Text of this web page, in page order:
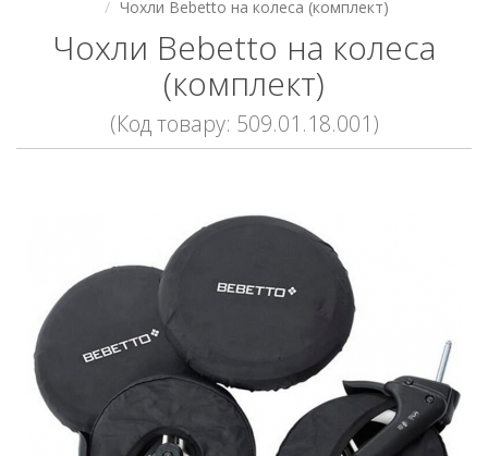
Чохли Bebetto на колеса (комплект)
Чохли Bebetto на колеса
(комплект)
(Код товару: 509.01.18.001)